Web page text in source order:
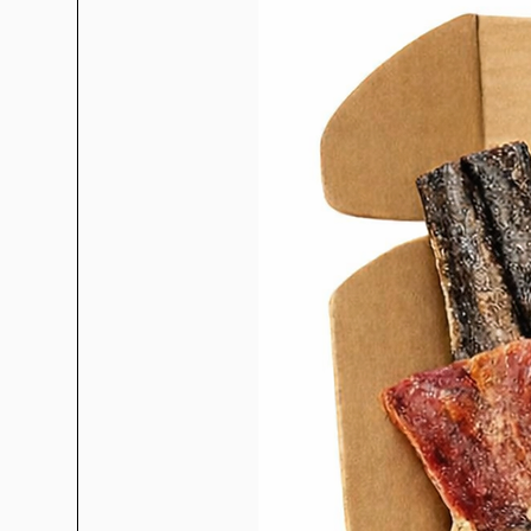
Wolfsblut VetLine WEIGHT
spécial adapté aux besoins
sucré. L'aliment
combinaison avec une
carnitine assure
maintenant les muscles.
sensation de satiété
sont excessivement
contribuent à un
maintenir les fonctions
aux besoins des chiens
une libération rapide du
possible. Ainsi, l'apport
En
Recette avec